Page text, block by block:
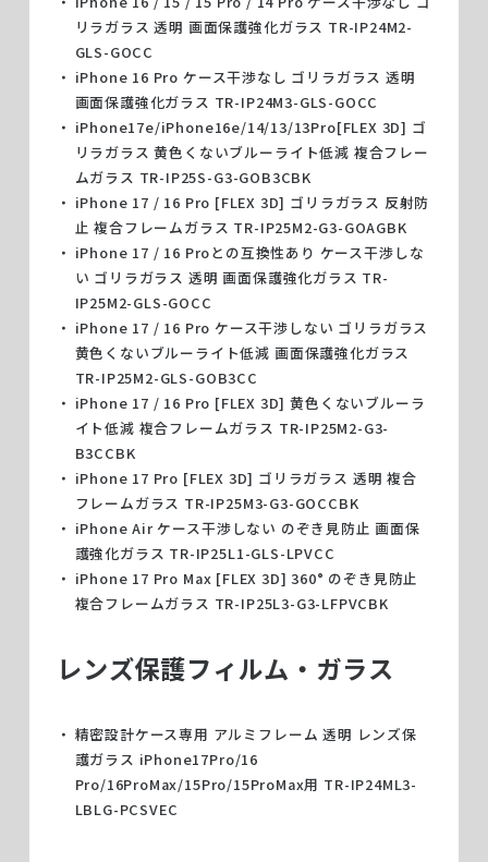
リラガラス 透明 画面保護強化ガラス TR-IP24M2-
GLS-GOCC
iPhone 16 Pro ケース干渉なし ゴリラガラス 透明
画面保護強化ガラス TR-IP24M3-GLS-GOCC
iPhone17e/iPhone16e/14/13/13Pro[FLEX 3D] ゴ
リラガラス 黄色くないブルーライト低減 複合フレー
ムガラス TR-IP25S-G3-GOB3CBK
iPhone 17 / 16 Pro [FLEX 3D] ゴリラガラス 反射防
止 複合フレームガラス TR-IP25M2-G3-GOAGBK
iPhone 17 / 16 Proとの互換性あり ケース干渉しな
い ゴリラガラス 透明 画面保護強化ガラス TR-
IP25M2-GLS-GOCC
iPhone 17 / 16 Pro ケース干渉しない ゴリラガラス
黄色くないブルーライト低減 画面保護強化ガラス
TR-IP25M2-GLS-GOB3CC
iPhone 17 / 16 Pro [FLEX 3D] 黄色くないブルーラ
イト低減 複合フレームガラス TR-IP25M2-G3-
B3CCBK
iPhone 17 Pro [FLEX 3D] ゴリラガラス 透明 複合
フレームガラス TR-IP25M3-G3-GOCCBK
iPhone Air ケース干渉しない のぞき見防止 画面保
護強化ガラス TR-IP25L1-GLS-LPVCC
iPhone 17 Pro Max [FLEX 3D] 360° のぞき見防止
複合フレームガラス TR-IP25L3-G3-LFPVCBK
レンズ保護フィルム・ガラス
精密設計ケース専用 アルミフレーム 透明 レンズ保
護ガラス iPhone17Pro/16
Pro/16ProMax/15Pro/15ProMax用 TR-IP24ML3-
LBLG-PCSVEC